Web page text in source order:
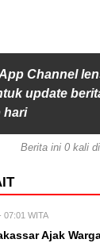
Channel
update
hari
Berita ini 0 kali
07:01 WITA
Ajak